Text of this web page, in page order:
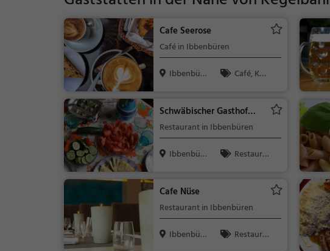
Cafe Seerose
Café in Ibbenbüren
Ibbenbüre
Café, Kaff
gwaren
Schwäbischer Gasthof
Dörenther Klippen
Restaurant in Ibbenbüren
Ibbenbüre
Restaura
Cafe Nüse
Restaurant in Ibbenbüren
Ibbenbüre
Restaura